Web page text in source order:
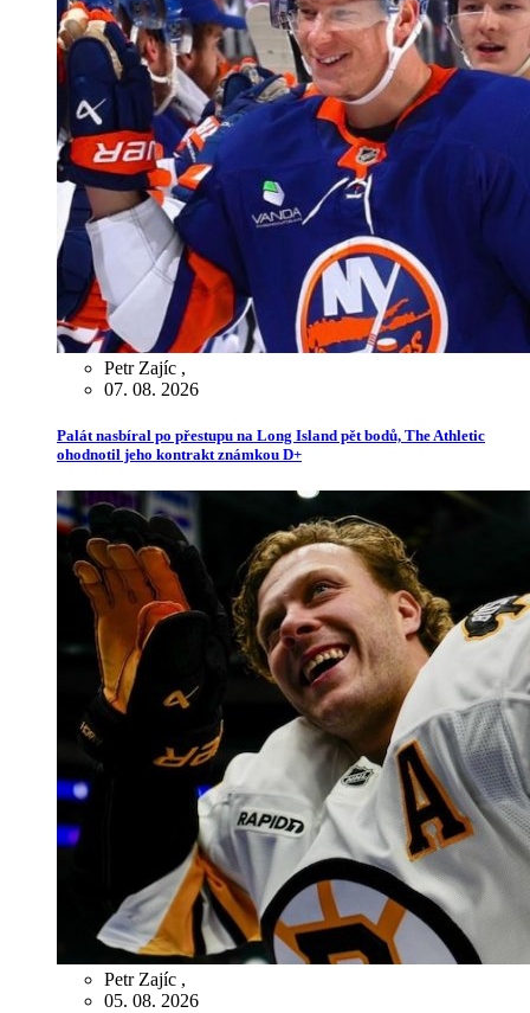
Petr Zajíc ,
07. 08. 2026
Palát nasbíral po přestupu na Long Island pět bodů, The Athletic
ohodnotil jeho kontrakt známkou D+
Petr Zajíc ,
05. 08. 2026